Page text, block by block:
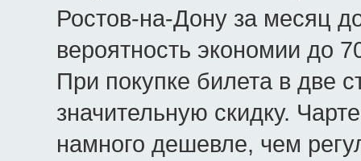
Ростов-на-Дону за месяц
вероятность экономии до
При покупке билета в две
значительную скидку.
намного дешевле, чем